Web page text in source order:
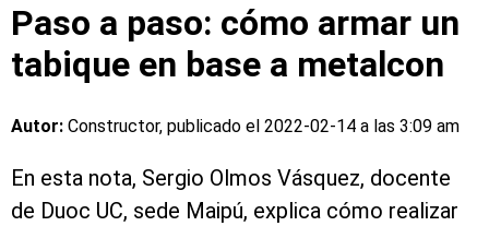
Paso a paso: cómo armar un
tabique en base a metalcon
Autor: Constructor, publicado el 2022-02-14 a las 3:09 am
En esta nota, Sergio Olmos Vásquez, docente
de Duoc UC, sede Maipú, explica cómo realizar